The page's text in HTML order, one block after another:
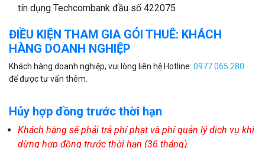
tín dụng Techcombank đầu số 422075
ĐIỀU KIỆN THAM GIA GÓI THUÊ: KHÁCH
HÀNG DOANH NGHIỆP
Khách hàng doanh nghiệp, vui lòng liên hệ Hotline: 0977.065.280
để được tư vấn thêm.
Hủy hợp đồng trước thời hạn
Khách hàng sẽ phải trả phí phạt và phí quản lý dịch vụ khi
dừng hợp đồng trước thời hạn (36 tháng).